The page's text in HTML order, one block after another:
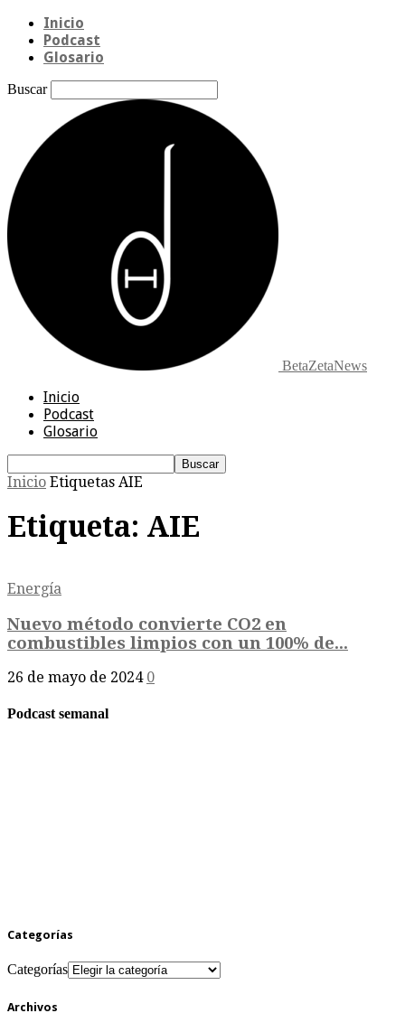
Inicio
Podcast
Glosario
Buscar
BetaZetaNews
Inicio
Podcast
Glosario
Inicio Etiquetas AIE
Etiqueta: AIE
Energía
Nuevo método convierte CO2 en
combustibles limpios con un 100% de...
26 de mayo de 2024 0
Podcast semanal
Categorías
Categorías
Archivos